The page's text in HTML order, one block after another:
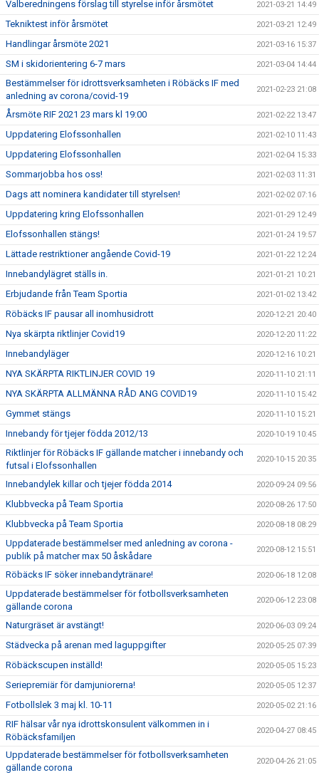
Valberedningens förslag till styrelse inför årsmötet 2021-03-21 14:49
Tekniktest inför årsmötet 2021-03-21 12:49
Handlingar årsmöte 2021 2021-03-16 15:37
SM i skidorientering 6-7 mars 2021-03-04 14:44
Bestämmelser för idrottsverksamheten i Röbäcks IF med
anledning av corona/covid-19
2021-02-23 21:08
Årsmöte RIF 2021 23 mars kl 19:00 2021-02-22 13:47
Uppdatering Elofssonhallen 2021-02-10 11:43
Uppdatering Elofssonhallen 2021-02-04 15:33
Sommarjobba hos oss! 2021-02-03 11:31
Dags att nominera kandidater till styrelsen! 2021-02-02 07:16
Uppdatering kring Elofssonhallen 2021-01-29 12:49
Elofssonhallen stängs! 2021-01-24 19:57
Lättade restriktioner angående Covid-19 2021-01-22 12:24
Innebandylägret ställs in. 2021-01-21 10:21
Erbjudande från Team Sportia 2021-01-02 13:42
Röbäcks IF pausar all inomhusidrott 2020-12-21 20:40
Nya skärpta riktlinjer Covid19 2020-12-20 11:22
Innebandyläger 2020-12-16 10:21
NYA SKÄRPTA RIKTLINJER COVID 19 2020-11-10 21:11
NYA SKÄRPTA ALLMÄNNA RÅD ANG COVID19 2020-11-10 15:42
Gymmet stängs 2020-11-10 15:21
Innebandy för tjejer födda 2012/13 2020-10-19 10:45
Riktlinjer för Röbäcks IF gällande matcher i innebandy och
futsal i Elofssonhallen
2020-10-15 20:35
Innebandylek killar och tjejer födda 2014 2020-09-24 09:56
Klubbvecka på Team Sportia 2020-08-26 17:50
Klubbvecka på Team Sportia 2020-08-18 08:29
Uppdaterade bestämmelser med anledning av corona -
publik på matcher max 50 åskådare
2020-08-12 15:51
Röbäcks IF söker innebandytränare! 2020-06-18 12:08
Uppdaterade bestämmelser för fotbollsverksamheten
gällande corona
2020-06-12 23:08
Naturgräset är avstängt! 2020-06-03 09:24
Städvecka på arenan med laguppgifter 2020-05-25 07:39
Röbäckscupen inställd! 2020-05-05 15:23
Seriepremiär för damjuniorerna! 2020-05-05 12:37
Fotbollslek 3 maj kl. 10-11 2020-05-02 21:16
RIF hälsar vår nya idrottskonsulent välkommen in i
Röbäcksfamiljen
2020-04-27 08:45
Uppdaterade bestämmelser för fotbollsverksamheten
gällande corona
2020-04-26 21:05